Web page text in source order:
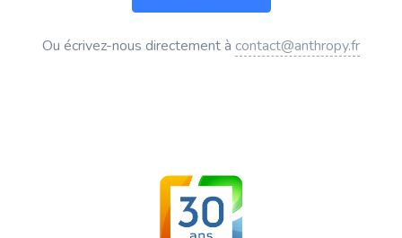
Ou écrivez-nous directement à contact@anthropy.fr